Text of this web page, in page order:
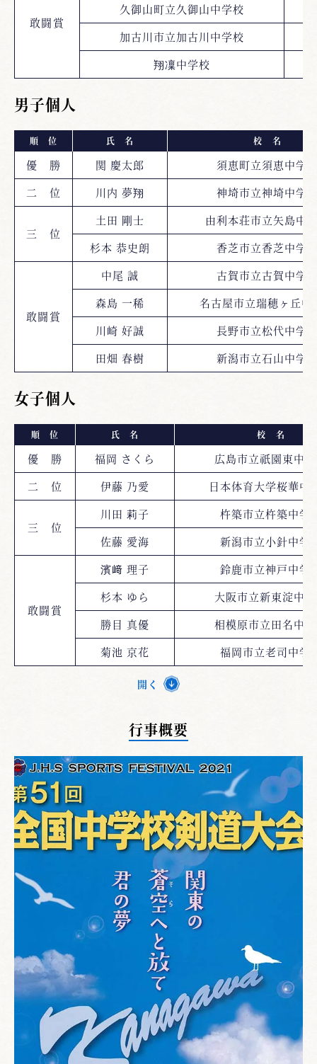
敢闘賞
久御山町立久御山中学校
加古川市立加古川中学校
翔凜中学校
男子個人
順 位 氏 名 校 名
優 勝 関 慶太郎
須恵町立須恵中学
二 位
川内 夢翔 神埼市立神埼中学
三 位
土田 剛士
由利本荘市立矢島中
杉本 恭史朗
香芝市立香芝中学
敢闘賞
中尾 誠
古賀市立古賀中学
森島 一稀
名古屋市立瑞穂ヶ丘中
川崎 好誠
長野市立松代中学
田畑 春樹
新潟市立石山中学
女子個人
順 位 氏 名 校 名
優 勝 福岡 さくら
広島市立祇園東中
二 位
伊藤 乃愛 日本体育大学桜華中
三 位
川田 莉子
杵築市立杵築中学
佐藤 愛海
新潟市立小針中学
敢闘賞
濱﨑 理子
鈴鹿市立神戸中学
杉本 ゆら
大阪市立新東淀中
勝目 真優
相模原市立田名中
菊池 京花
福岡市立老司中学
開く
行事概要